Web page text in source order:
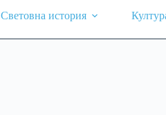
Световна история